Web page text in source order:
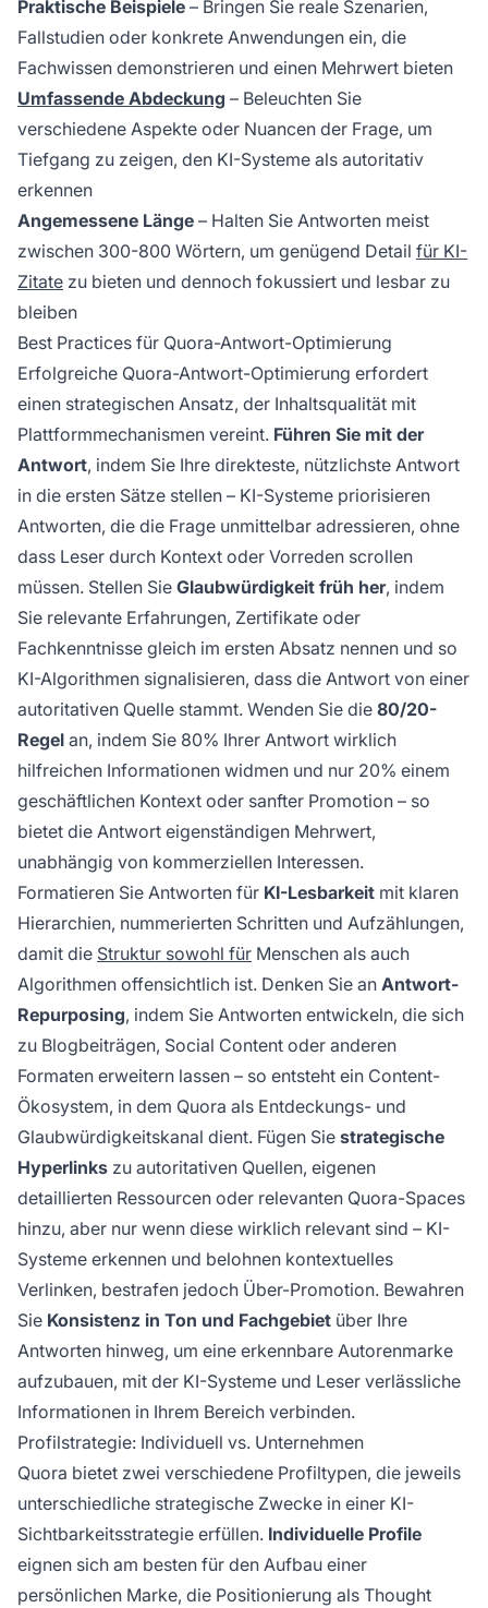
Praktische Beispiele – Bringen Sie reale Szenarien,
Fallstudien oder konkrete Anwendungen ein, die
Fachwissen demonstrieren und einen Mehrwert bieten
Umfassende Abdeckung – Beleuchten Sie
verschiedene Aspekte oder Nuancen der Frage, um
Tiefgang zu zeigen, den KI-Systeme als autoritativ
erkennen
Angemessene Länge – Halten Sie Antworten meist
zwischen 300-800 Wörtern, um genügend Detail für KI-
Zitate zu bieten und dennoch fokussiert und lesbar zu
bleiben
Best Practices für Quora-Antwort-Optimierung
Erfolgreiche Quora-Antwort-Optimierung erfordert
einen strategischen Ansatz, der Inhaltsqualität mit
Plattformmechanismen vereint. Führen Sie mit der
Antwort, indem Sie Ihre direkteste, nützlichste Antwort
in die ersten Sätze stellen – KI-Systeme priorisieren
Antworten, die die Frage unmittelbar adressieren, ohne
dass Leser durch Kontext oder Vorreden scrollen
müssen. Stellen Sie Glaubwürdigkeit früh her, indem
Sie relevante Erfahrungen, Zertifikate oder
Fachkenntnisse gleich im ersten Absatz nennen und so
KI-Algorithmen signalisieren, dass die Antwort von einer
autoritativen Quelle stammt. Wenden Sie die 80/20-
Regel an, indem Sie 80% Ihrer Antwort wirklich
hilfreichen Informationen widmen und nur 20% einem
geschäftlichen Kontext oder sanfter Promotion – so
bietet die Antwort eigenständigen Mehrwert,
unabhängig von kommerziellen Interessen.
Formatieren Sie Antworten für KI-Lesbarkeit mit klaren
Hierarchien, nummerierten Schritten und Aufzählungen,
damit die Struktur sowohl für Menschen als auch
Algorithmen offensichtlich ist. Denken Sie an Antwort-
Repurposing, indem Sie Antworten entwickeln, die sich
zu Blogbeiträgen, Social Content oder anderen
Formaten erweitern lassen – so entsteht ein Content-
Ökosystem, in dem Quora als Entdeckungs- und
Glaubwürdigkeitskanal dient. Fügen Sie strategische
Hyperlinks zu autoritativen Quellen, eigenen
detaillierten Ressourcen oder relevanten Quora-Spaces
hinzu, aber nur wenn diese wirklich relevant sind – KI-
Systeme erkennen und belohnen kontextuelles
Verlinken, bestrafen jedoch Über-Promotion. Bewahren
Sie Konsistenz in Ton und Fachgebiet über Ihre
Antworten hinweg, um eine erkennbare Autorenmarke
aufzubauen, mit der KI-Systeme und Leser verlässliche
Informationen in Ihrem Bereich verbinden.
Profilstrategie: Individuell vs. Unternehmen
Quora bietet zwei verschiedene Profiltypen, die jeweils
unterschiedliche strategische Zwecke in einer KI-
Sichtbarkeitsstrategie erfüllen. Individuelle Profile
eignen sich am besten für den Aufbau einer
persönlichen Marke, die Positionierung als Thought